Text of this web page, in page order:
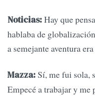
Noticias:Hay que
hablaba de
a semejante aventura
Mazza:Sí, me fui sola,
Empecé a trabajar y me